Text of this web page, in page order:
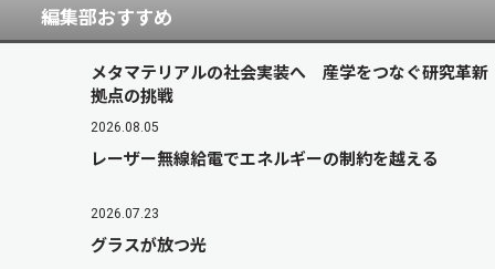
編集部おすすめ
メタマテリアルの社会実装へ 産学をつなぐ研究革新
拠点の挑戦
2026.08.05
レーザー無線給電でエネルギーの制約を越える
2026.07.23
グラスが放つ光